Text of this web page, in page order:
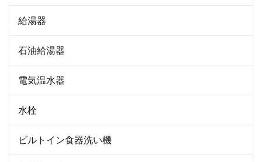
給湯器
石油給湯器
電気温水器
水栓
ビルトイン食器洗い機